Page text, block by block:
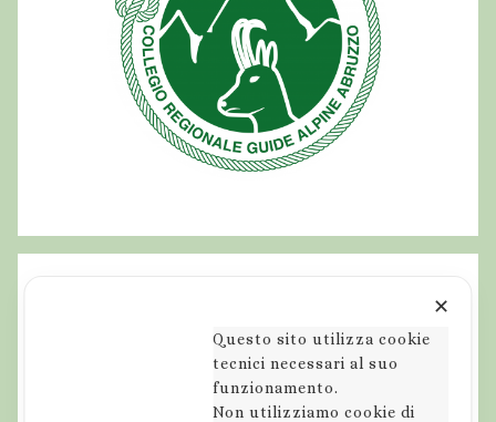
✕
Questo sito utilizza cookie
tecnici necessari al suo
funzionamento.
Non utilizziamo cookie di